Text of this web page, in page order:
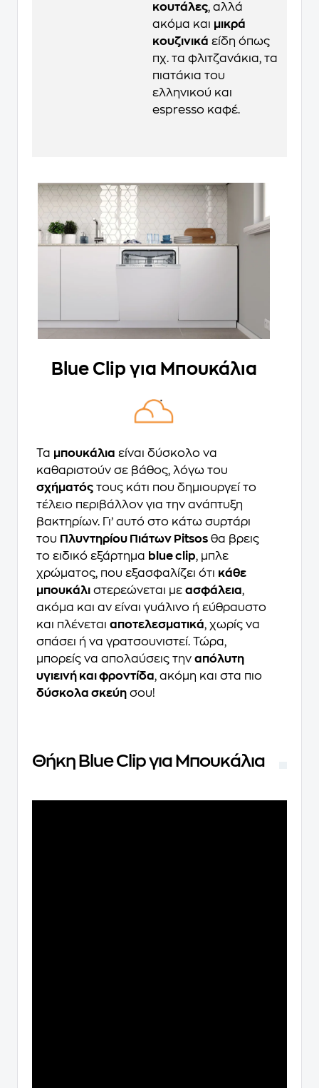
κουτάλες, αλλά
ακόμα και μικρά
κουζινικά είδη όπως
πχ. τα φλιτζανάκια, τα
πιατάκια του
ελληνικού και
espresso καφέ.
Blue Clip για Μπουκάλια
Τα μπουκάλια είναι δύσκολο να
καθαριστούν σε βάθος, λόγω του
σχήματός τους κάτι που δηµιουργεί το
τέλειο περιβάλλον για την ανάπτυξη
βακτηρίων. Γι’ αυτό στο κάτω συρτάρι
του Πλυντηρίου Πιάτων Pitsos θα βρεις
το ειδικό εξάρτηµα blue clip, µπλε
χρώµατος, που εξασφαλίζει ότι κάθε
µπουκάλι στερεώνεται µε ασφάλεια,
ακόµα και αν είναι γυάλινο ή εύθραυστο
και πλένεται αποτελεσματικά, χωρίς να
σπάσει ή να γρατσουνιστεί. Τώρα,
μπορείς να απολαύσεις την απόλυτη
υγιεινή και φροντίδα, ακόµη και στα πιο
δύσκολα σκεύη σου!
Θήκη Blue Clip για Μπουκάλια